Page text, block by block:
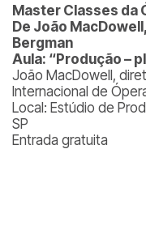
Master Classes da
De João
Bergman
Aula: “Produção –
João MacDowell,
Internacional de
Local: Estúdio de
SP
Entrada gratuita